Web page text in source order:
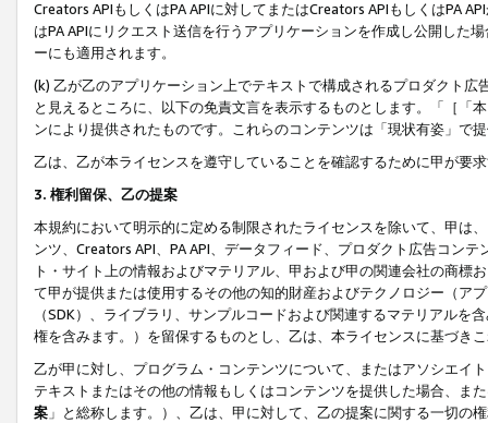
Creators APIもしくはPA APIに対してまたはCreators APIもしくはPA
はPA APIにリクエスト送信を行うアプリケーションを作成し公開した
ーにも適用されます。
(k) 乙が乙のアプリケーション上でテキストで構成されるプロダクト
と見えるところに、以下の免責文言を表示するものとします。「［「
ンにより提供されたものです。これらのコンテンツは「現状有姿」で
乙は、乙が本ライセンスを遵守していることを確認するために甲が要
3. 権利留保、乙の提案
本規約において明示的に定める制限されたライセンスを除いて、甲は
ンツ、Creators API、PA API、データフィード、プロダクト広告コン
ト・サイト上の情報およびマテリアル、甲および甲の関連会社の商
て甲が提供または使用するその他の知的財産およびテクノロジー（ア
（SDK）、ライブラリ、サンプルコードおよび関連するマテリアル
権を含みます。）を留保するものとし、乙は、本ライセンスに基づき
乙が甲に対し、プログラム・コンテンツについて、またはアソシエイ
テキストまたはその他の情報もしくはコンテンツを提供した場合、ま
案 」と総称します。）、乙は、甲に対して、乙の提案に関する一切